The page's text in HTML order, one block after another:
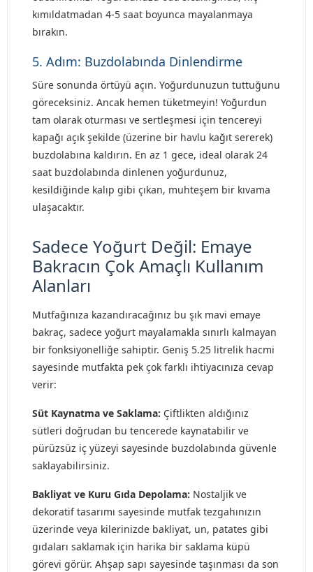
kımıldatmadan 4-5 saat boyunca mayalanmaya
bırakın.
5. Adım: Buzdolabında Dinlendirme
Süre sonunda örtüyü açın. Yoğurdunuzun tuttuğunu
göreceksiniz. Ancak hemen tüketmeyin! Yoğurdun
tam olarak oturması ve sertleşmesi için tencereyi
kapağı açık şekilde (üzerine bir havlu kağıt sererek)
buzdolabına kaldırın. En az 1 gece, ideal olarak 24
saat buzdolabında dinlenen yoğurdunuz,
kesildiğinde kalıp gibi çıkan, muhteşem bir kıvama
ulaşacaktır.
Sadece Yoğurt Değil: Emaye
Bakracın Çok Amaçlı Kullanım
Alanları
Mutfağınıza kazandıracağınız bu şık mavi emaye
bakraç, sadece yoğurt mayalamakla sınırlı kalmayan
bir fonksiyonelliğe sahiptir. Geniş 5.25 litrelik hacmi
sayesinde mutfakta pek çok farklı ihtiyacınıza cevap
verir:
Süt Kaynatma ve Saklama: Çiftlikten aldığınız
sütleri doğrudan bu tencerede kaynatabilir ve
pürüzsüz iç yüzeyi sayesinde buzdolabında güvenle
saklayabilirsiniz.
Bakliyat ve Kuru Gıda Depolama: Nostaljik ve
dekoratif tasarımı sayesinde mutfak tezgahınızın
üzerinde veya kilerinizde bakliyat, un, patates gibi
gıdaları saklamak için harika bir saklama küpü
görevi görür. Ahşap sapı sayesinde taşınması da son